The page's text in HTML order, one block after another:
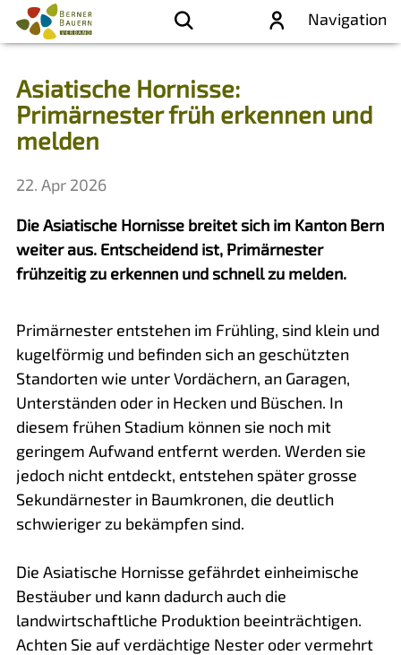
Navigation
Asiatische Hornisse:
Primärnester früh erkennen und
melden
22. Apr 2026
Die Asiatische Hornisse breitet sich im Kanton Bern
weiter aus. Entscheidend ist, Primärnester
frühzeitig zu erkennen und schnell zu melden.
Primärnester entstehen im Frühling, sind klein und
kugelförmig und befinden sich an geschützten
Standorten wie unter Vordächern, an Garagen,
Unterständen oder in Hecken und Büschen. In
diesem frühen Stadium können sie noch mit
geringem Aufwand entfernt werden. Werden sie
jedoch nicht entdeckt, entstehen später grosse
Sekundärnester in Baumkronen, die deutlich
schwieriger zu bekämpfen sind.
Die Asiatische Hornisse gefährdet einheimische
Bestäuber und kann dadurch auch die
landwirtschaftliche Produktion beeinträchtigen.
Achten Sie auf verdächtige Nester oder vermehrt